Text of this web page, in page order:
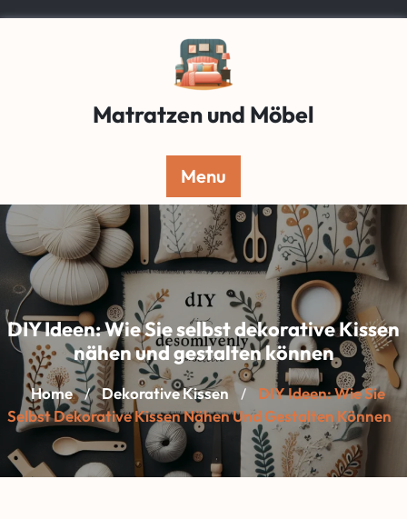
Matratzen und Möbel
Menu
DIY Ideen: Wie Sie selbst dekorative Kissen
nähen und gestalten können
Home / Dekorative Kissen /
DIY Ideen: Wie Sie
Selbst Dekorative Kissen Nähen Und Gestalten Können